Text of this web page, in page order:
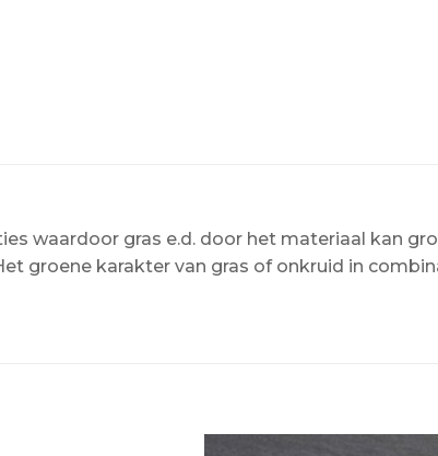
waardoor gras e.d. door het materiaal kan
groene karakter van gras of onkruid in